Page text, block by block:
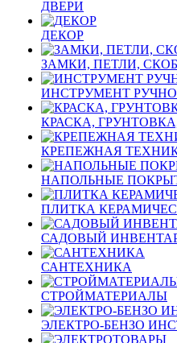
ДВЕРИ
ДЕКОР
ЗАМКИ, ПЕТЛИ,
ИНСТРУМЕНТ
КРАСКА,
КРЕПЕЖНАЯ
НАПОЛЬНЫЕ
ПЛИТКА
САДОВЫЙ
САНТЕХНИКА
СТРОЙМАТЕРИАЛЫ
ЭЛЕКТРО-БЕНЗО